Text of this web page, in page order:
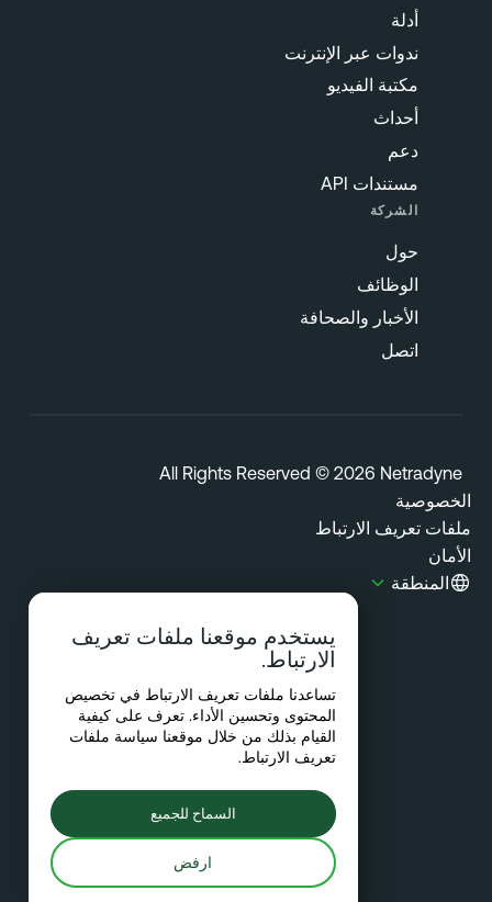
ندوات عبر الإنترنت
مكتبة الفيديو
أحداث
مستندات API
الشركة
الوظائف
الأخبار والصحافة
اتصل
All Rights Reserved © 2026
تعريف الارتباط
المنطقة
يستخدم موقعنا ملفات تعريف
الارتباط.
تساعدنا ملفات تعريف الارتباط في تخصيص
المحتوى وتحسين الأداء. تعرف على كيفية
القيام بذلك من خلال موقعناسياسة ملفات
تعريف الارتباط.
السماح للجميع
ارفض